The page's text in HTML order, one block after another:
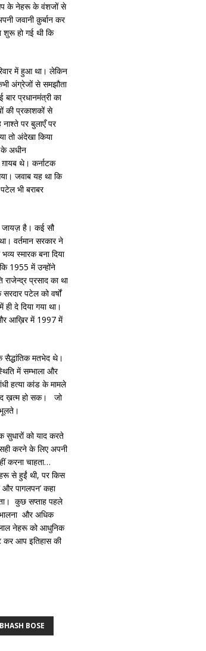
के नेहरू के वंशजों से
जवानी क़ुर्बान कर
शुरू हो गई थी कि
में हुआ था। लेकिन
अंग्रेजों से समझौता
प्रधानमंत्री का
की प्रकाशकों से
पर बुलाएँ पर
तो अंदेखा किया
के अधीन
थे। कर्नाटक
जवाब यह था कि
भी बराबर
जायज़ है। कई सौ
वर्तमान सरकार ने
स्मारक बना दिया
1955 में उन्होंने
राजेन्द्र प्रसाद का था
पटेल को वर्षों
दे दिया गया था।
और आख़िर में 1997 में
सैद्धांतिक मतभेद थे।
में सम्भाला और
हत्या कांड के मामले
ख़त्म हो सक। जो
सुधारों को याद करते
करने के लिए अपनी
करना चाहता…
से हुईं थी, पर किस
और पागलपन’ कहा
कुछ सप्ताह पहले
और अधिक
नेहरू को आधुनिक
कर आप इतिहास की
BOSE